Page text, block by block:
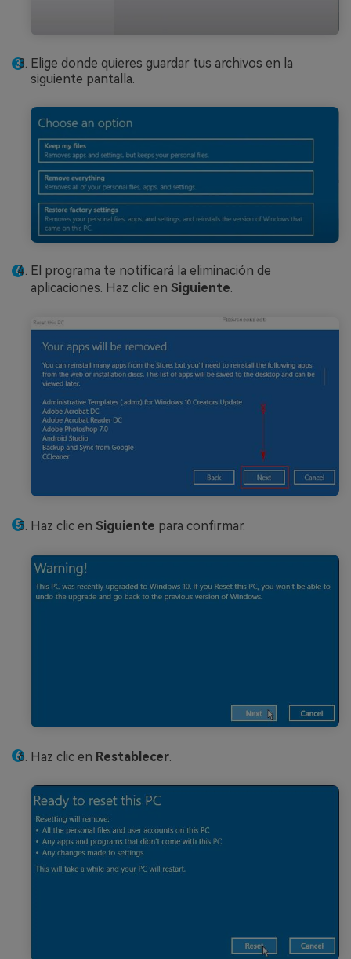
Elige donde quieres guardar tus archivos en la
siguiente pantalla.
El programa te notificará la eliminación de
aplicaciones. Haz clic en Siguiente.
Haz clic en Siguiente para confirmar.
Haz clic en Restablecer